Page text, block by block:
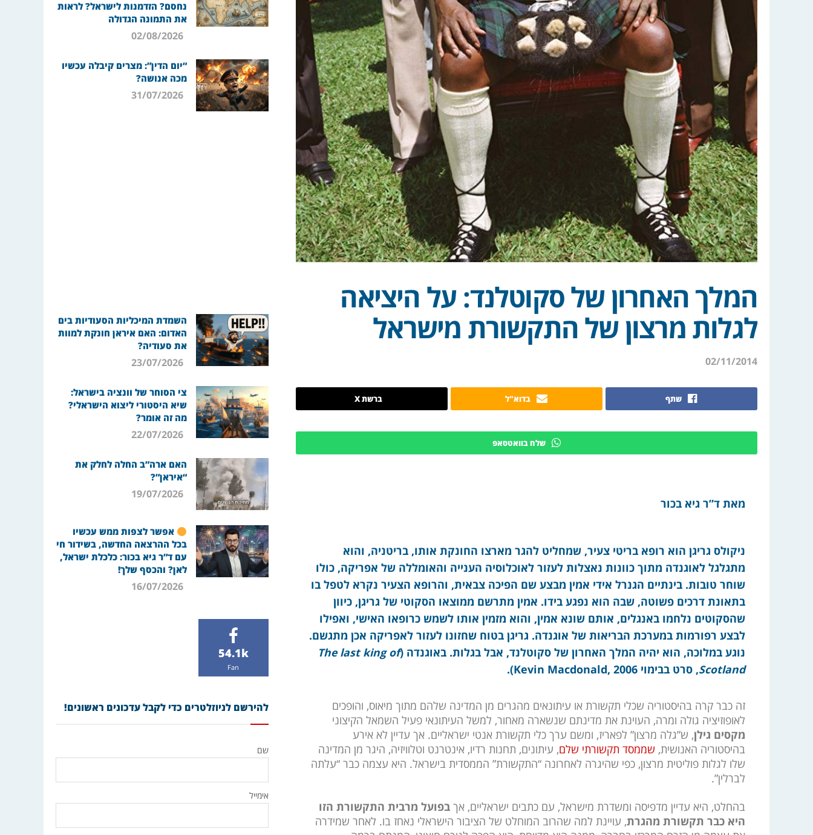
המלך האחרון של סקוטלנד: על היציאה
לגלות מרצון של התקשורת מישראל
02/11/2014
שתף בדוא"ל ברשת X
שלח בוואטסאפ
מאת ד”ר גיא בכור
ניקולס גריגן הוא רופא בריטי צעיר, שמחליט להגר מארצו החונקת אותו, בריטניה, והוא
מתגלגל לאוגנדה מתוך כוונות נאצלות לעזור לאוכלוסיה הענייה והאומללה של אפריקה, כולו
שוחר טובות. בינתיים הגנרל אידי אמין מבצע שם הפיכה צבאית, והרופא הצעיר נקרא לטפל בו
בתאונת דרכים פשוטה, שבה הוא נפגע בידו. אמין מתרשם ממוצאו הסקוטי של גריגן, כיוון
שהסקוטים נלחמו באנגלים, אותם שונא אמין, והוא מזמין אותו לשמש כרופאו האישי, ואפילו
לבצע רפורמות במערכת הבריאות של אוגנדה. גריגן בטוח שחזונו לעזור לאפריקה אכן מתגשם.
נוגע במלוכה, הוא יהיה המלך האחרון של סקוטלנד, אבל בגלות. באוגנדה (The last king of
Scotland, סרט בבימוי Kevin Macdonald, 2006).
זה כבר קרה בהיסטוריה שכלי תקשורת או עיתונאים מהגרים מן המדינה שלהם מתוך מיאוס, והופכים
לאופוזיציה גולה ומרה, העוינת את מדינתם שנשארה מאחור, למשל העיתונאי פעיל השמאל הקיצוני
מקסים גילן, ש”גלה מרצון” לפאריז, ומשם ערך כלי תקשורת אנטי ישראליים. אך עדיין לא אירע
בהיסטוריה האנושית, שממסד תקשורתי שלם, עיתונים, תחנות רדיו, אינטרנט וטלוויזיה, היגר מן המדינה
שלו לגלות פוליטית מרצון, כפי שהיגרה לאחרונה “התקשורת” הממסדית בישראל. היא עצמה כבר “עלתה
לברלין”.
בהחלט, היא עדיין מדפיסה ומשדרת מישראל, עם כתבים ישראליים, אך בפועל מרבית התקשורת הזו
היא כבר תקשורת מהגרת, עויינת למה שהרוב המוחלט של הציבור הישראלי נאחז בו. לאחר שמידרה
נחסם? הזדמנות לישראל? לראות
את התמונה הגדולה
02/08/2026
“יום הדין”: מצרים קיבלה עכשיו
מכה אנושה?
31/07/2026
השמדת המיכליות הסעודיות בים
האדום: האם איראן חונקת למוות
את סעודיה?
23/07/2026
צי הסוחר של וונציה בישראל:
שיא היסטורי ליצוא הישראלי?
מה זה אומר?
22/07/2026
האם ארה”ב החלה לחלק את
“איראן”?
19/07/2026
אפשר לצפות ממש עכשיו
בכל ההרצאה החדשה, בשידור חי
עם ד”ר גיא בכור: כלכלת ישראל,
לאן? והכסף שלך!
16/07/2026
54.1k
Fan
להירשם לניוזלטרים כדי לקבל עדכונים ראשונים!
שם
אימייל